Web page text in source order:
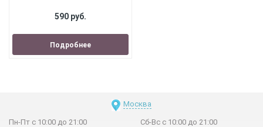
590 руб.
Подробнее
Москва
Пн-Пт с 10:00 до 21:00 Сб-Вс с 10:00 до 21:00